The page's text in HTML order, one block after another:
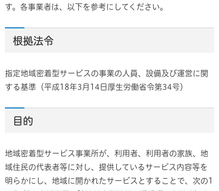
す。各事業者は、以下を参考にしてください。
根拠法令
指定地域密着型サービスの事業の人員、設備及び運営に関
する基準（平成18年3月14日厚生労働省令第34号）
目的
地域密着型サービス事業所が、利用者、利用者の家族、地
域住民の代表者等に対し、提供しているサービス内容等を
明らかにし、地域に開かれたサービスとすることで、次の1